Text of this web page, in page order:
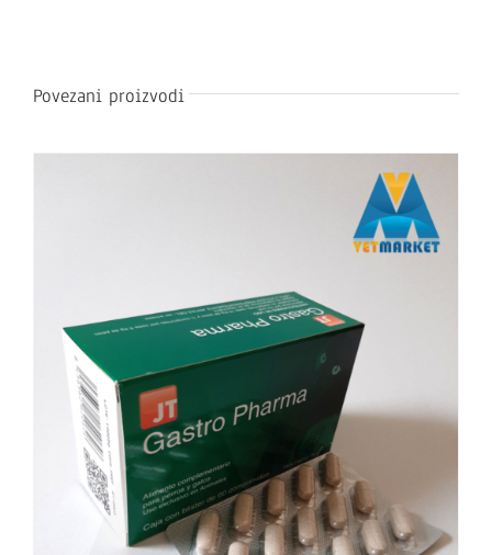
Povezani proizvodi